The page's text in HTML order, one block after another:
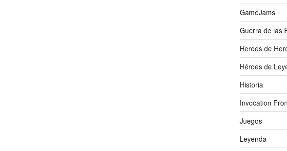
GameJams
Guerra de las
Heroes de
Héroes de
Historia
Invocation
Juegos
Leyenda